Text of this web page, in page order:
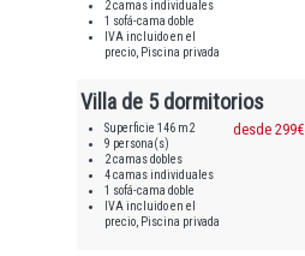
2 camas individuales
1 sofá-cama doble
IVA incluido en el
precio, Piscina privada
Villa de 5 dormitorios
Superficie 146 m2
9 persona(s)
2 camas dobles
4 camas individuales
1 sofá-cama doble
IVA incluido en el
precio, Piscina privada
desde 299€